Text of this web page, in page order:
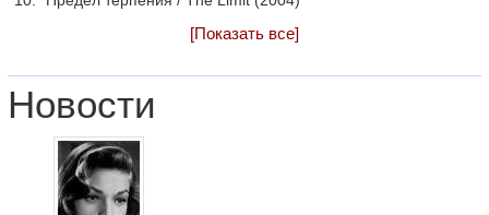
[Показать все]
Новости